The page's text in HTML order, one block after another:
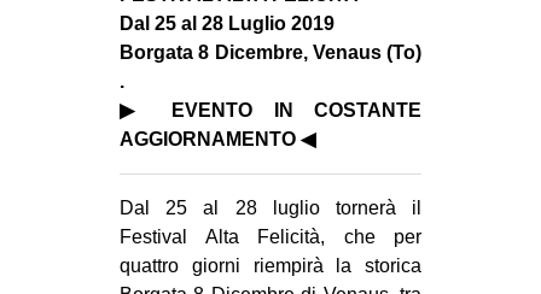
SPAZI
ANTIFASCISMO
DIRITTO ALL’ABITARE
GENERI
Dal 25 al 28 Luglio 2019
Borgata 8 Dicembre, Venaus (To)
.
▶ EVENTO IN COSTANTE
AGGIORNAMENTO ◀
Dal 25 al 28 luglio tornerà il
Festival Alta Felicità, che per
quattro giorni riempirà la storica